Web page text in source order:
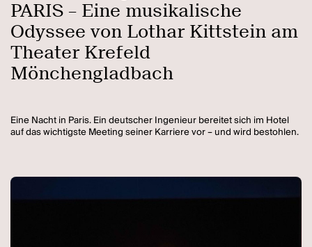
PARIS – Eine musikalische
Odyssee von Lothar Kittstein am
Theater Krefeld
Mönchengladbach
Eine Nacht in Paris. Ein deutscher Ingenieur bereitet sich im Hotel
auf das wichtigste Meeting seiner Karriere vor – und wird bestohlen.